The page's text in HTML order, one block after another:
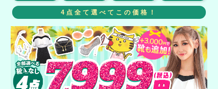
4点全て選べてこの価格！